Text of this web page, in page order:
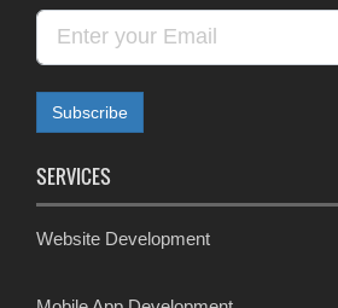
SERVICES
Website Development